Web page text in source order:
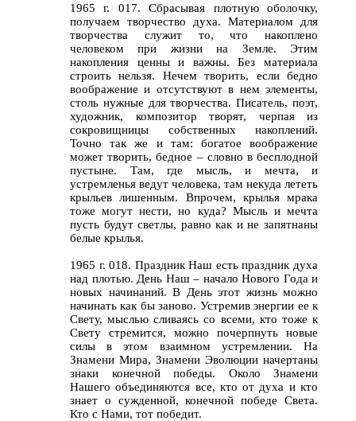
1965 г. 017. Сбрасывая плотную оболочку,
получаем творчество духа. Материалом для
творчества служит то, что накоплено
человеком при жизни на Земле. Этим
накопления ценны и важны. Без материала
строить нельзя. Нечем творить, если бедно
воображение и отсутствуют в нем элементы,
столь нужные для творчества. Писатель, поэт,
художник, композитор творят, черпая из
сокровищницы собственных накоплений.
Точно так же и там: богатое воображение
может творить, бедное – словно в бесплодной
пустыне. Там, где мысль, и мечта, и
устремленья ведут человека, там некуда лететь
крыльев лишенным. Впрочем, крылья мрака
тоже могут нести, но куда? Мысль и мечта
пусть будут светлы, равно как и не запятнаны
белые крылья.
1965 г. 018. Праздник Наш есть праздник духа
над плотью. День Наш – начало Нового Года и
новых начинаний. В День этот жизнь можно
начинать как бы заново. Устремив энергии ее к
Свету, мыслью сливаясь со всеми, кто тоже к
Свету стремится, можно почерпнуть новые
силы в этом взаимном устремлении. На
Знамени Мира, Знамени Эволюции начертаны
знаки конечной победы. Около Знамени
Нашего объединяются все, кто от духа и кто
знает о сужденной, конечной победе Света.
Кто с Нами, тот победит.